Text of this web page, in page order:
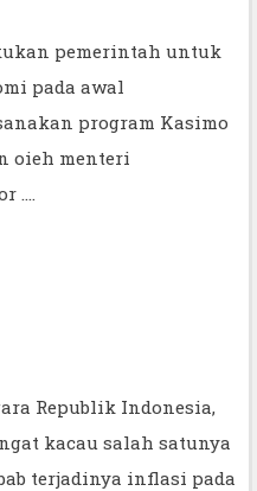
pemerintah untuk
pada awal
program Kasimo
oieh menteri
Republik Indonesia,
kacau salah satunya
terjadinya inflasi pada